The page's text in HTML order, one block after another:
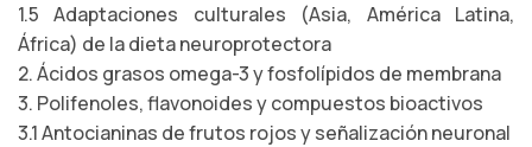
1.5 Adaptaciones culturales (Asia, América Latina,
África) de la dieta neuroprotectora
2. Ácidos grasos omega-3 y fosfolípidos de membrana
3. Polifenoles, flavonoides y compuestos bioactivos
3.1 Antocianinas de frutos rojos y señalización neuronal